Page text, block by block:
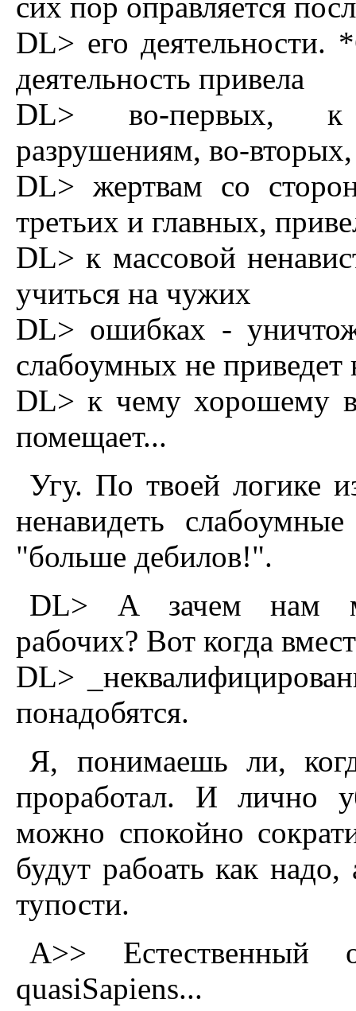
DL> его деятельности.
деятельность привела
DL> во-первых, к
разрушениям, во-
DL> жертвам со
третьих и главных,
DL> к массовой
учиться на чужих
DL> ошибках -
слабоумных не приведет
DL> к чему хорошему
помещает...
Угу. По твоей логике
ненавидеть
"больше дебилов!".
DL> А зачем нам
рабочих? Вот когда
DL>
понадобятся.
Я, понимаешь ли,
проработал. И лично
можно спокойно
будут рабоать как
тупости.
A>> Естественный
quasiSapiens...